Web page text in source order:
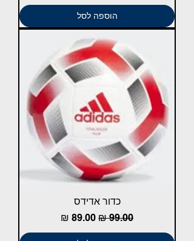
הוספה לסל
כדור אדידס
מחיר רגילמחיר מבצע